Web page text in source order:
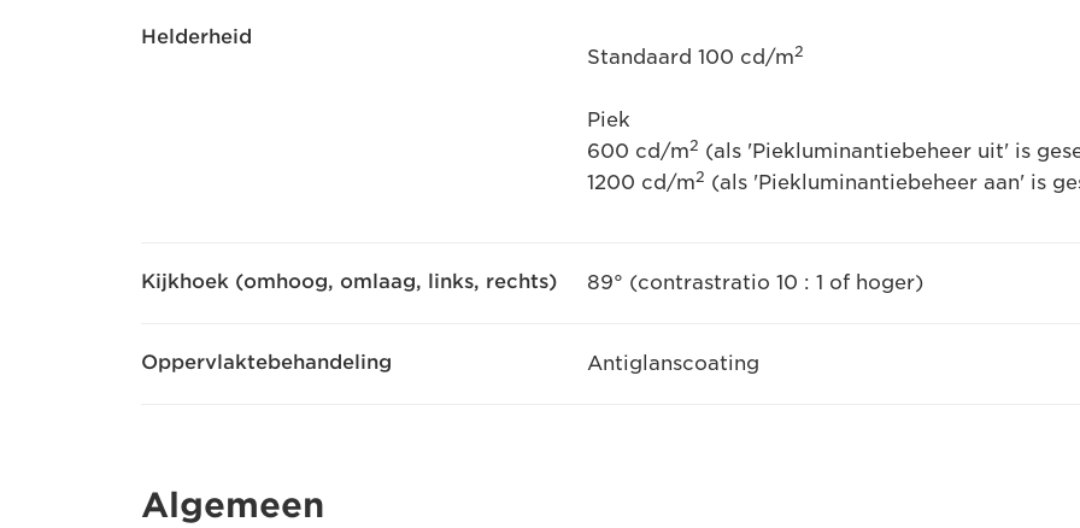
Helderheid
Standaard 100 cd/m2
Piek
600 cd/m2 (als 'Piekluminantiebeheer uit' is
1200 cd/m2 (als 'Piekluminantiebeheer aan' is
Kijkhoek (omhoog, omlaag, links, rechts) 89° (contrastratio 10 : 1 of hoger)
Oppervlaktebehandeling Antiglanscoating
Algemeen